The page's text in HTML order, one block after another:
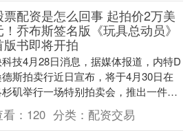
票配资是怎么回事 起拍价2万美
！乔布斯签名版《玩具总动员》
版书即将开拍
技4月28日消息，据媒体报道，内特D
斯拍卖行近日宣布，将于4月30日在
矶举行一场特别拍卖会，推出一件极
罕见的史蒂夫乔布斯遗物，起拍价定为2
元股....
： 120 分类： 配资交易